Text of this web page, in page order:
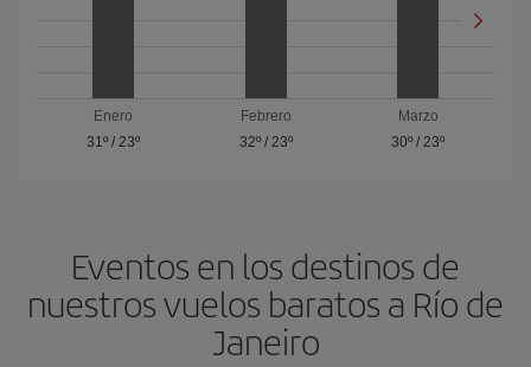
Enero
31º/ 23º
Febrero
32º/ 23º
Marzo
30º / 23º
Eventos en los destinos de
nuestros vuelos baratos a Río de
Janeiro